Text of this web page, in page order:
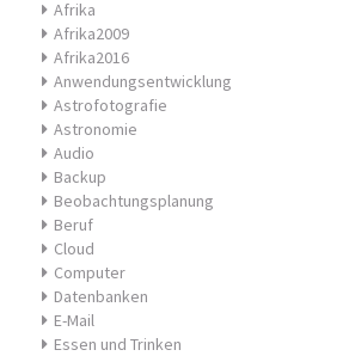
Afrika
Afrika2009
Afrika2016
Anwendungsentwicklung
Astrofotografie
Astronomie
Audio
Backup
Beobachtungsplanung
Beruf
Cloud
Computer
Datenbanken
E-Mail
Essen und Trinken